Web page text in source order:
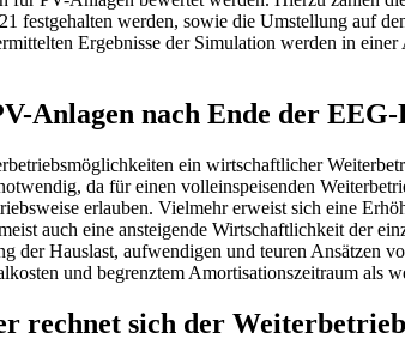
festgehalten werden, sowie die Umstellung auf
Ergebnisse der Simulation werden in
Anlagen nach Ende der
ein wirtschaftlicher
da für einen volleinspeisenden
erlauben. Vielmehr erweist sich eine
auch eine ansteigende Wirtschaftlichkeit der
der Hauslast, aufwendigen und teuren Ansätzen
und begrenztem Amortisationszeitraum als
rechnet sich der Weiterbetrieb